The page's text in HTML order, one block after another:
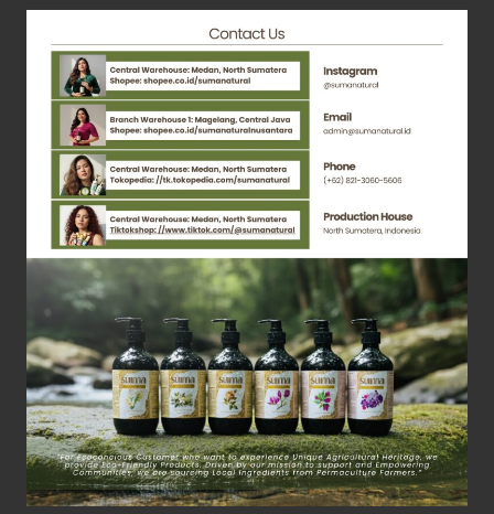
UNTUK
MINUMAN
PROBIOTIK
SERTA
CUKA
BUAH